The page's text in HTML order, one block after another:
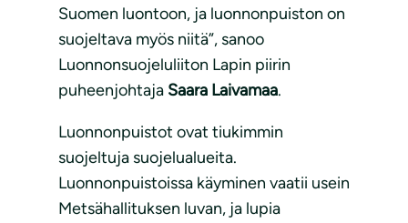
Suomen luontoon, ja luonnonpuiston on
suojeltava myös niitä”, sanoo
Luonnonsuojeluliiton Lapin piirin
puheenjohtaja Saara Laivamaa.
Luonnonpuistot ovat tiukimmin
suojeltuja suojelualueita.
Luonnonpuistoissa käyminen vaatii usein
Metsähallituksen luvan, ja lupia